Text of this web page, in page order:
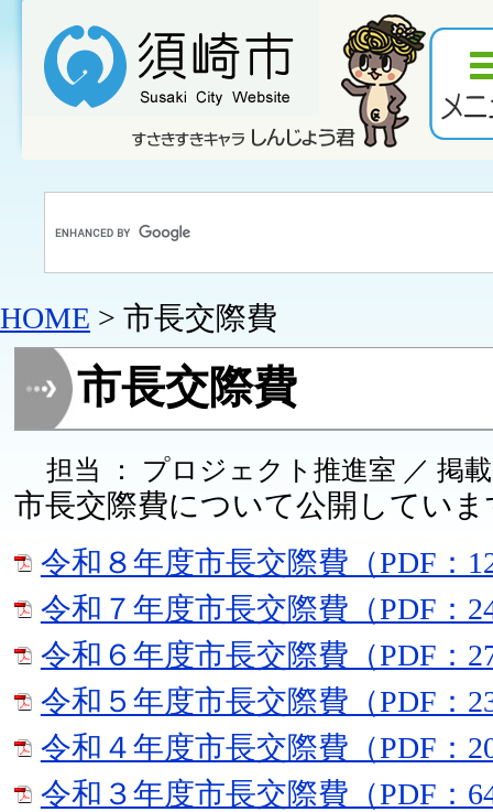
HOME > 市長交際費
市長交際費
担当 ： プロジェクト推進室 ／ 掲
市長交際費について公開していま
令和８年度市長交際費（PDF：
令和７年度市長交際費（PDF：
令和６年度市長交際費（PDF：
令和５年度市長交際費（PDF：
令和４年度市長交際費（PDF：
令和３年度市長交際費（PDF：